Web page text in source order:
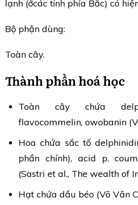
lạnh (ởcác tỉnh phía Bắc) có
Bộ phận dùng:
Toàn cây.
Thành phần hoá học
Toàn cây chứa
flavocommelin, owobanin
Hoa chứa sắc tố
phần chính), acid p.
(Sastri et al., The wealth of
Hạt chứa dầu béo (Võ Văn